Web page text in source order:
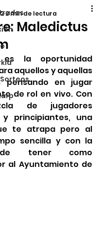
Maledictus
2 min de lectura
es la oportunidad
aquellos y aquellas
pensando en jugar
de rol en vivo. Con
de jugadores
principiantes, una
te atrapa pero al
sencilla y con la
tener como
al Ayuntamiento de